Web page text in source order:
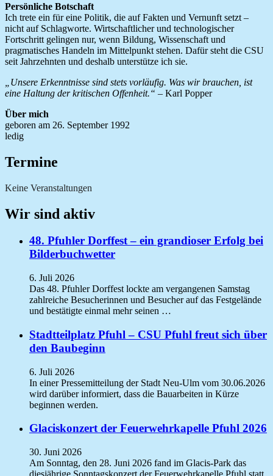
Persönliche Botschaft
Ich trete ein für eine Politik, die auf Fakten und Vernunft setzt –
nicht auf Schlagworte. Wirtschaftlicher und technologischer
Fortschritt gelingen nur, wenn Bildung, Wissenschaft und
pragmatisches Handeln im Mittelpunkt stehen. Dafür steht die CSU
seit Jahrzehnten und deshalb unterstütze ich sie.
„Unsere Erkenntnisse sind stets vorläufig. Was wirbrauchen, ist
eine Haltung der kritischen Offenheit.“ – Karl Popper
Über mich
geboren am 26. September 1992
ledig
Termine
Keine Veranstaltungen
Wir sind aktiv
48. Pfuhler Dorffest – ein grandioser Erfolg bei
Bilderbuchwetter
6. Juli 2026
Das 48. Pfuhler Dorffest lockte am vergangenen Samstag
zahlreiche Besucherinnen und Besucher auf das Festgelände
und bestätigte einmal mehr seinen …
Stadtteilplatz Pfuhl – CSU Pfuhl freut sich über
den Baubeginn
6. Juli 2026
In einer Pressemitteilung der Stadt Neu-Ulm vom 30.06.2026
wird darüber informiert, dass die Bauarbeiten in Kürze
beginnen werden.
Glaciskonzert der Feuerwehrkapelle Pfuhl 2026
30. Juni 2026
Am Sonntag, den 28. Juni 2026 fand im Glacis-Park das
diesjährige Sonntagskonzert der Feuerwehrkapelle Pfuhl statt.